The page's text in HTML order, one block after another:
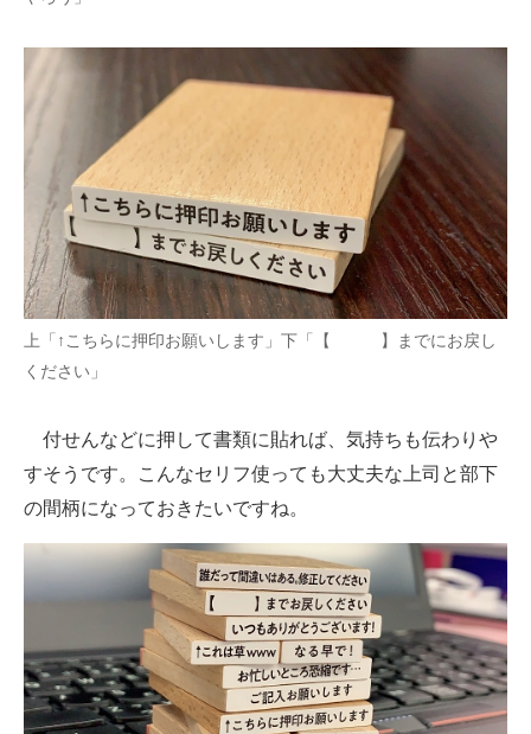
上「↑こちらに押印お願いします」下「【 】までにお戻し
ください」
付せんなどに押して書類に貼れば、気持ちも伝わりや
すそうです。こんなセリフ使っても大丈夫な上司と部下
の間柄になっておきたいですね。